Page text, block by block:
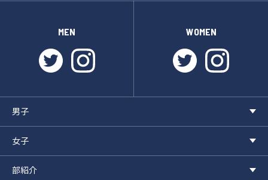
MEN
twitterinstagram
WOMEN
twitter
男子
女子
部紹介